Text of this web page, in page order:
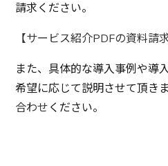
請求ください。
【サービス紹介PDFの資料請
また、具体的な導入事例や導
希望に応じて説明させて頂き
合わせください。